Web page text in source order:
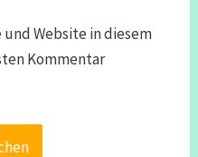
und Website in diesem
Kommentar